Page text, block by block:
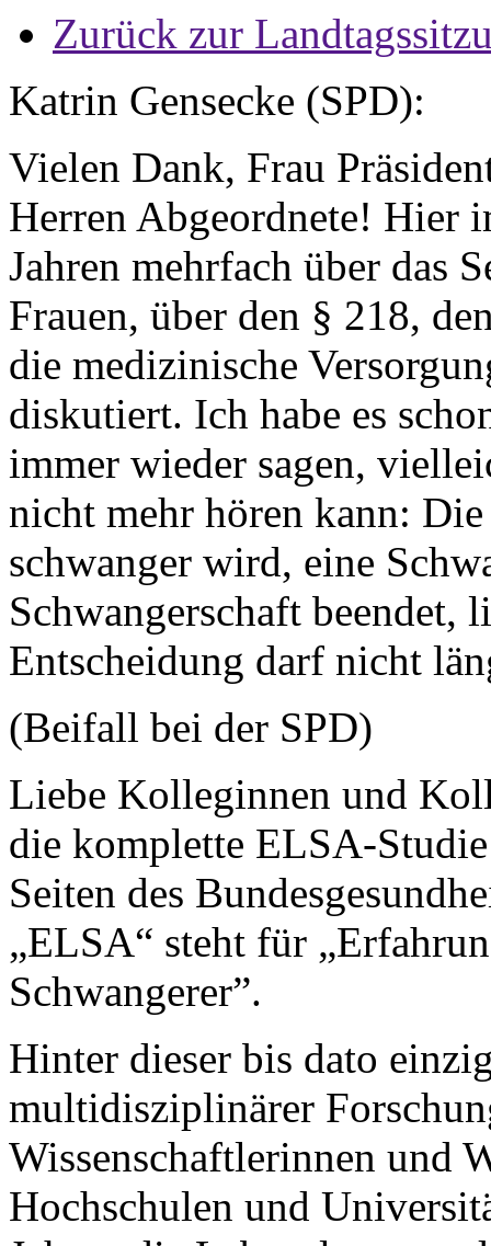
Zurück zur
Katrin Gensecke (SPD):
Vielen Dank, Frau
Herren Abgeordnete! Hier
Jahren mehrfach über das
Frauen, über den § 218,
die medizinische
diskutiert. Ich habe es
immer wieder sagen,
nicht mehr hören kann:
schwanger wird, eine
Schwangerschaft beendet,
Entscheidung darf nicht
(Beifall bei der SPD)
Liebe Kolleginnen und
die komplette ELSA-
Seiten des
„ELSA“ steht für
Schwangerer”.
Hinter dieser bis dato
multidisziplinärer
Wissenschaftlerinnen und
Hochschulen und